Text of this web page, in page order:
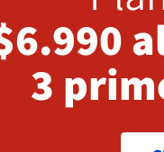
3